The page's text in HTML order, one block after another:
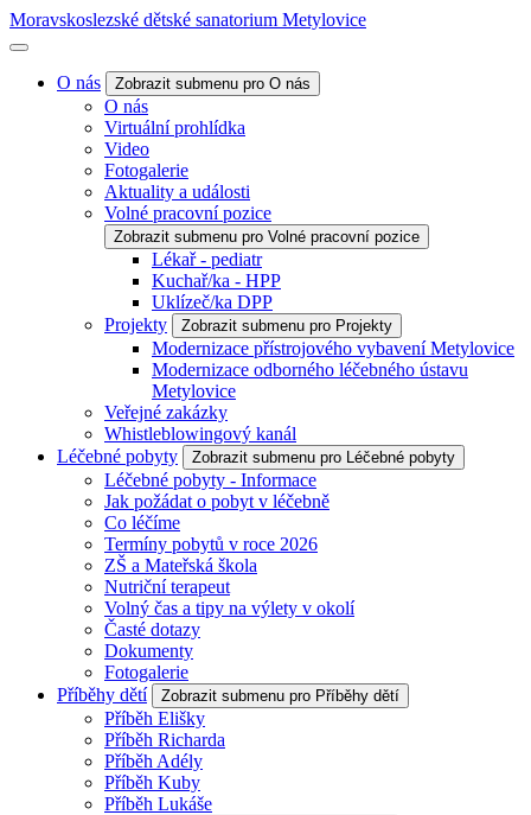
Moravskoslezské dětské sanatorium Metylovice
O nás Zobrazit submenu pro O nás
O nás
Virtuální prohlídka
Video
Fotogalerie
Aktuality a události
Volné pracovní pozice
Zobrazit submenu pro Volné pracovní pozice
Lékař - pediatr
Kuchař/ka - HPP
Uklízeč/ka DPP
Projekty
Zobrazit submenu pro Projekty
Modernizace přístrojového vybavení Metylovice
Modernizace odborného léčebného ústavu
Metylovice
Veřejné zakázky
Whistleblowingový kanál
Léčebné pobyty
Zobrazit submenu pro Léčebné pobyty
Léčebné pobyty - Informace
Jak požádat o pobyt v léčebně
Co léčíme
Termíny pobytů v roce 2026
ZŠ a Mateřská škola
Nutriční terapeut
Volný čas a tipy na výlety v okolí
Časté dotazy
Dokumenty
Fotogalerie
Příběhy dětí
Zobrazit submenu pro Příběhy dětí
Příběh Elišky
Příběh Richarda
Příběh Adély
Příběh Kuby
Příběh Lukáše